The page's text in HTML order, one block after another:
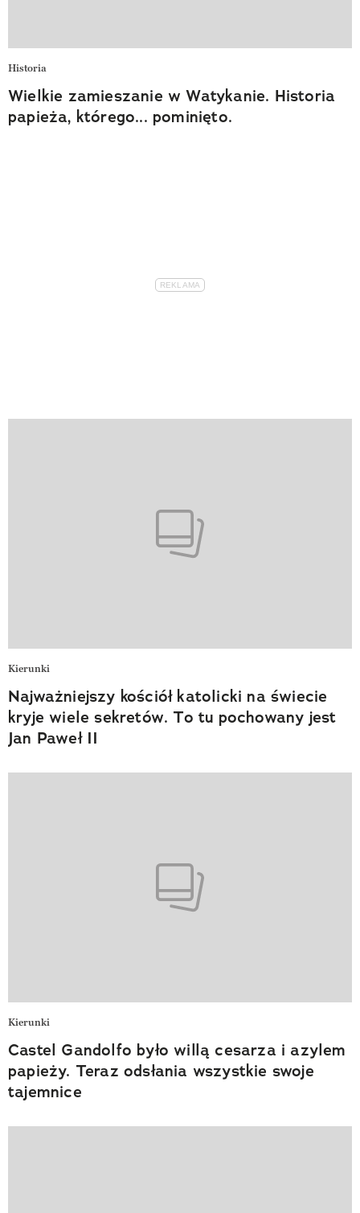
Historia
Wielkie zamieszanie w Watykanie. Historia
papieża, którego... pominięto.
Kierunki
Najważniejszy kościół katolicki na świecie
kryje wiele sekretów. To tu pochowany jest
Jan Paweł II
Kierunki
Castel Gandolfo było willą cesarza i azylem
papieży. Teraz odsłania wszystkie swoje
tajemnice